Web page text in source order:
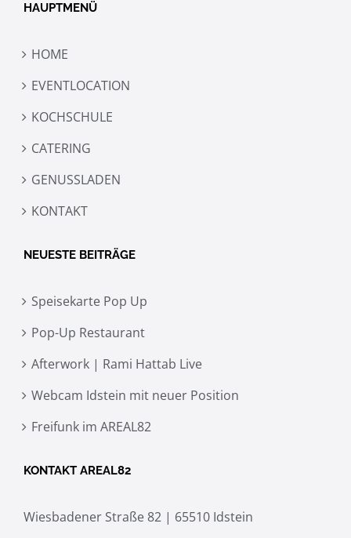
HAUPTMENÜ
HOME
EVENTLOCATION
KOCHSCHULE
CATERING
GENUSSLADEN
KONTAKT
NEUESTE BEITRÄGE
Speisekarte Pop Up
Pop-Up Restaurant
Afterwork | Rami Hattab Live
Webcam Idstein mit neuer Position
Freifunk im AREAL82
KONTAKT AREAL82
Wiesbadener Straße 82 | 65510 Idstein